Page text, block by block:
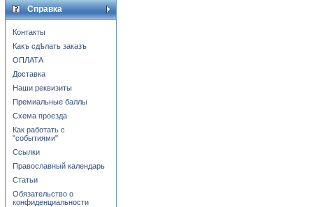
Справка
Контакты
Какъ сдѣлать заказъ
ОПЛАТА
Доставка
Наши реквизиты
Премиальные баллы
Схема проезда
Как работать с
"событиями"
Ссылки
Православный календарь
Статьи
Обязательство о
конфиденциальности